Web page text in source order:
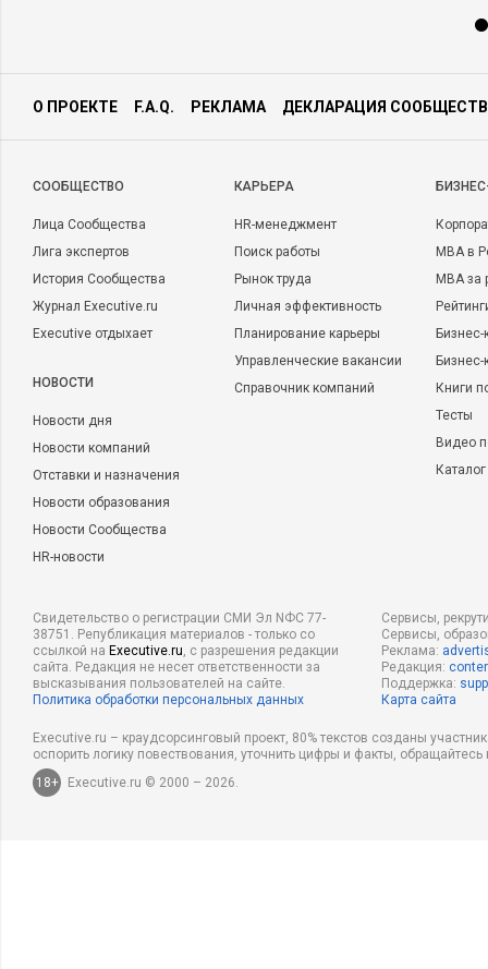
О ПРОЕКТЕ F.A.Q. РЕКЛАМА ДЕКЛАРАЦИЯ
CООБЩЕСТВО
Лица Сообщества
Лига экспертов
История Сообщества
Журнал Executive.ru
Executive отдыхает
НОВОСТИ
Новости дня
Новости компаний
Отставки и назначения
Новости образования
Новости Сообщества
HR-новости
КАРЬЕРА
HR-менеджмент
Поиск работы
Рынок труда
Личная эффективность
Планирование карьеры
Управленческие вакансии
Справочник компаний
MBA в
MBA
Бизнес-
Книги
Тесты
Видео
Свидетельство о регистрации СМИ Эл NФС 77-
38751. Републикация материалов - только со
ссылкой на Executive.ru, с разрешения редакции
сайта. Редакция не несет ответственности за
высказывания пользователей на сайте.
Политика обработки персональных данных
Сервисы,
Сервисы,
Реклама:
Редакция:
Поддержка:
Карта сайта
Executive.ru – краудсорсинговый проект, 80% текстов созданы
оспорить логику повествования, уточнить цифры и факты,
18+
Executive.ru © 2000 – 2026.